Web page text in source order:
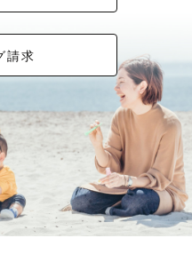
請求